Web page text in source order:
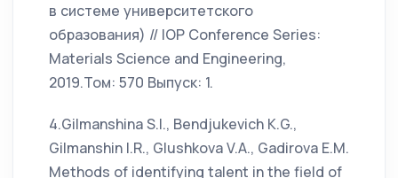
в системе университетского
образования) // IOP Conference Series:
Materials Science and Engineering,
2019.Том: 570 Выпуск: 1.
4.Gilmanshina S.I., Bendjukevich K.G.,
Gilmanshin I.R., Glushkova V.A., Gadirova E.M.
Methods of identifying talent in the field of